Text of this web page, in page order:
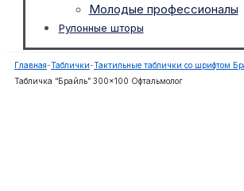
Молодые профессионалы
Рулонные шторы
Главная-Таблички-Тактильные таблички со шрифтом
Табличка “Брайль” 300×100 Офтальмолог